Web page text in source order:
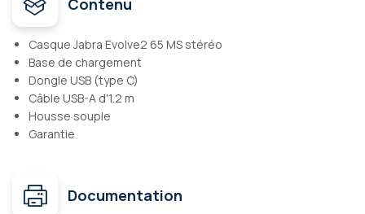
Contenu
Casque Jabra Evolve2 65 MS stéréo
Base de chargement
Dongle USB (type C)
Câble USB-A d'1.2 m
Housse souple
Garantie
Documentation